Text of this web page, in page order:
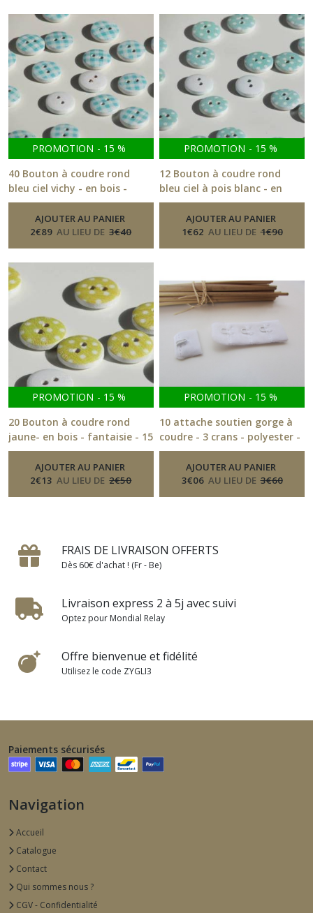
PROMOTION - 15 %
40 Bouton à coudre rond
bleu ciel vichy - en bois -
fantaisie - 15 mm - 29.3-
BoutonsAJOUTER AU PANIER
2€89 AU LIEU DE 3€40
PROMOTION - 15 %
12 Bouton à coudre rond
bleu ciel à pois blanc - en
bois - fantaisie - 15 mm -
-Boutons
AJOUTER AU PANIER
1€62 AU LIEU DE 1€90
PROMOTION - 15 %
20 Bouton à coudre rond
jaune- en bois - fantaisie - 15
mm - 34.3-Boutons
AJOUTER AU PANIER
2€13 AU LIEU DE 2€50
PROMOTION - 15 %
10 attache soutien gorge à
coudre - 3 crans - polyester -
blanc- noir - beige - 70.3-
BoutonsAJOUTER AU PANIER
3€06 AU LIEU DE 3€60
FRAIS DE LIVRAISON OFFERTS
Dès 60€ d'achat ! (Fr - Be)
Livraison express 2 à 5j avec suivi
Optez pour Mondial Relay
Offre bienvenue et fidélité
Utilisez le code ZYGLI3
Paiements sécurisés
Navigation
Accueil
Catalogue
Contact
Qui sommes nous ?
CGV - Confidentialité